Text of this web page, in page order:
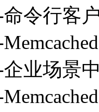
命令行客
企业场景